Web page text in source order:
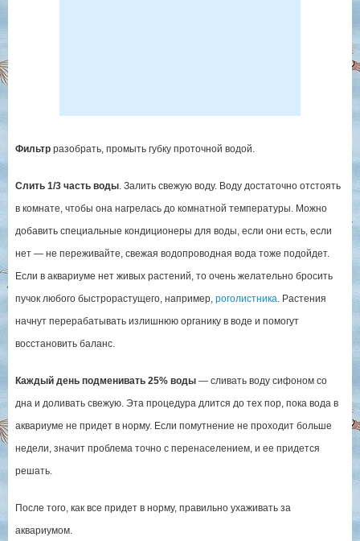
Фильтрразобрать, промыть губку проточной водой.
Слить 1/3 часть воды. Залить свежую воду. Воду достаточно отстоять
в комнате, чтобы она нагрелась до комнатной температуры. Можно
добавить специальные кондиционеры для воды, если они есть, если
нет — не переживайте, свежая водопроводная вода тоже подойдет.
Если в аквариуме нет живых растений, то очень желательно бросить
пучок любого быстрорастущего, например, роголистника. Растения
начнут перерабатывать излишнюю органику в воде и помогут
восстановить баланс.
Каждый день подменивать 25% воды— сливать воду сифоном со
дна и доливать свежую. Эта процедура длится до тех пор, пока вода в
аквариуме не придет в норму. Если помутнение не проходит больше
недели, значит проблема точно с перенаселением, и ее придется
решать.
После того, как все придет в норму, правильно ухаживать за
аквариумом.